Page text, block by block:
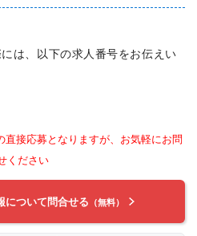
は、以下の求人番号をお伝えい
接応募となりますが、お気軽にお問
ください
について問合せる （無料）